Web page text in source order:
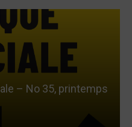
– No 35, printemps